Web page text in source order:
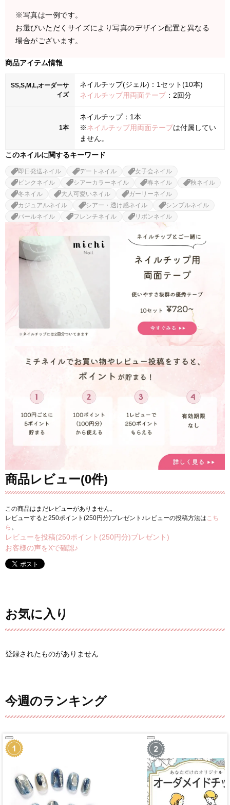
※写真は一例です。
お選びいただくサイズにより写真のデザイン配置と異なる
場合がございます。
商品アイテム情報
SS,S,M,L,オーダーサ
イズ
ネイルチップ(ジェル)：1セット(10本)
ネイルチップ用両面テープ：2回分
1本
ネイルチップ：1本
※ネイルチップ用両面テープは付属してい
ません。
このネイルに関するキーワード
即日発送ネイル デートネイル
女子会ネイル
ピンクネイル
シアーカラーネイル 春ネイル
秋ネイル
冬ネイル
大人可愛いネイル
ガーリーネイル
カジュアルネイル
シアー・透け感ネイル
シンプルネイル
パールネイル
フレンチネイル リボンネイル
商品レビュー(0件)
この商品はまだレビューがありません。
レビューすると250ポイント(250円分)プレゼント♪レビューの投稿方法はこち
ら 。
レビューを投稿(250ポイント(250円分)プレゼント)
お客様の声をXで確認♪
お気に入り
登録されたものがありません
今週のランキング